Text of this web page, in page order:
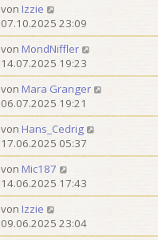
von Izzie
07.10.2025 23:09
von MondNiffler
14.07.2025 19:23
von Mara Granger
06.07.2025 19:21
von Hans_Cedrig
17.06.2025 05:37
von Mic187
14.06.2025 17:43
von Izzie
09.06.2025 23:04